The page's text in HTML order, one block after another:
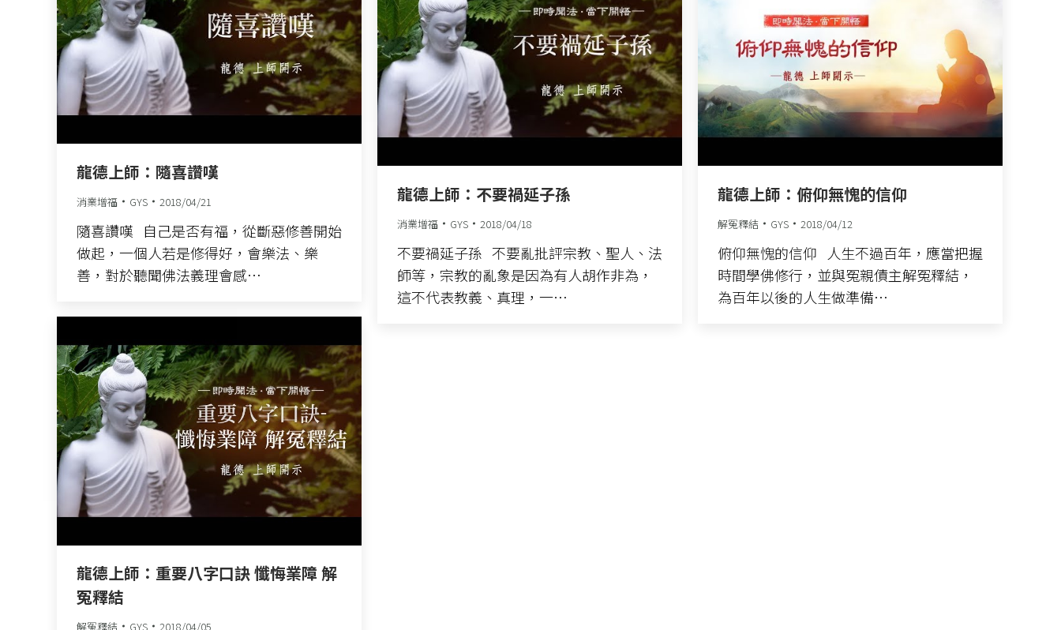
龍德上師：隨喜讚嘆
消業增福 GYS 2018/04/21
隨喜讚嘆 自己是否有福，從斷惡修善開始
做起，一個人若是修得好，會樂法、樂
善，對於聽聞佛法義理會感…
龍德上師：不要禍延子孫
消業增福 GYS 2018/04/18
不要禍延子孫 不要亂批評宗教、聖人、法
師等，宗教的亂象是因為有人胡作非為，
這不代表教義、真理，一…
龍德上師：俯仰無愧的信仰
解冤釋結 GYS 2018/04/12
俯仰無愧的信仰 人生不過百年，應當把握
時間學佛修行，並與冤親債主解冤釋結，
為百年以後的人生做準備…
龍德上師：重要八字口訣 懺悔業障 解
冤釋結
解冤釋結 GYS 2018/04/05